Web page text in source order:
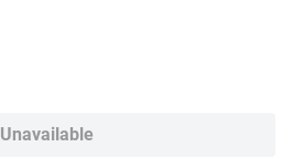
Unavailable